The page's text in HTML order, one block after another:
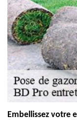
Embellissez votre